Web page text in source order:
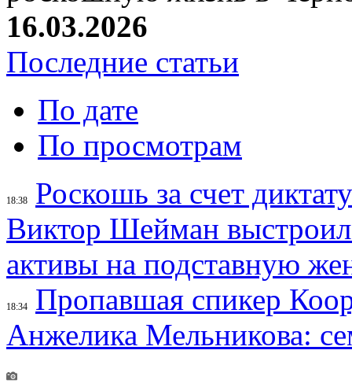
16.03.2026
Последние статьи
По дате
По просмотрам
18:38
Роскошь за счет
Виктор Шейман выстроил
активы на подставную
18:34
Пропавшая спикер
Анжелика Мельникова: